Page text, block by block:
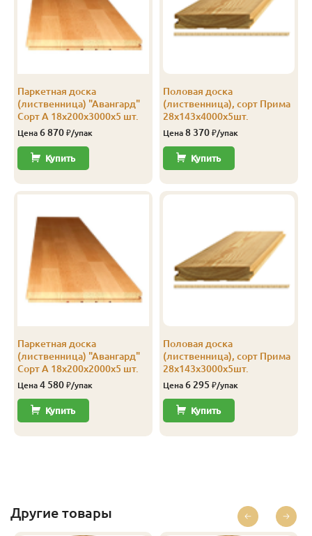
Саморез для
террасной
доски Spax
4,5х90 Wirox
(100 шт./уп.)
4.5x90 100 1 600 Перейти
Паркетная доска
(лиственница) "Авангард"
Сорт А 18х200х3000х5 шт.
Цена 6 870 ₽/упак
Купить
Паркетная доска
(лиственница) "Авангард"
Сорт А 18х200х2000х5 шт.
Цена 4 580 ₽/упак
Купить
Половая доска
(лиственница), сорт Прима
28х143х4000х5шт.
Цена 8 370 ₽/упак
Купить
Половая доска
(лиственница), сорт Прима
28х143х3000х5шт.
Цена 6 295 ₽/упак
Купить
Другие товары